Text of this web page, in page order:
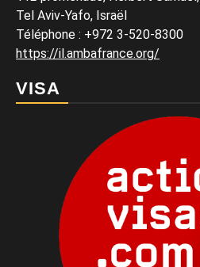
Tel Aviv-Yafo, Israël
Téléphone : +972 3-520-8300
https://il.ambafrance.org/
VISA